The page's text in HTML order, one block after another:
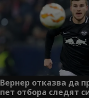
Вернер отказва да
пет отбора следят